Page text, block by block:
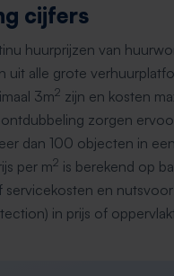
cijfers
huurprijzen van
uit alle grote
3m2 zijn en kosten
zorgen
dan 100 objecten in
per m2 is berekend op
servicekosten en
in prijs of